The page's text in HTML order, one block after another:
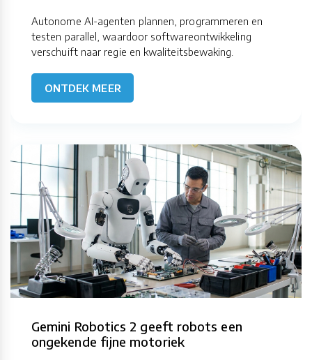
Autonome AI-agenten plannen, programmeren en
testen parallel, waardoor softwareontwikkeling
verschuift naar regie en kwaliteitsbewaking.
ONTDEK MEER
Gemini Robotics 2 geeft robots een
ongekende fijne motoriek